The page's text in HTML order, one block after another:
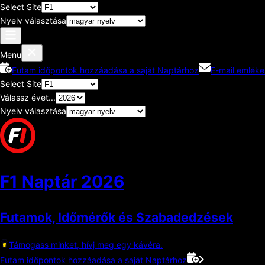
Select Site
Nyelv választása
Menu
Futam időpontok hozzáadása a saját Naptárhoz
E-mail
Select Site
Válassz évet...
Nyelv választása
F1 Naptár 2026
Futamok, Időmérők és Szabadedzések
Támogass minket, hívj meg egy kávéra.
Futam időpontok hozzáadása a saját Naptárhoz